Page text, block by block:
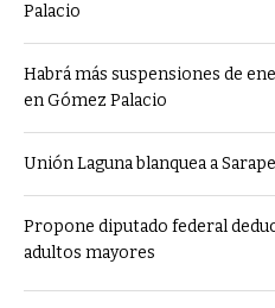
Palacio
Habrá más suspensiones de
en Gómez Palacio
Unión Laguna blanquea a
Propone diputado federal
adultos mayores